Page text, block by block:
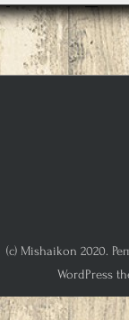
(c) Mishaikon 2020.
WordPress